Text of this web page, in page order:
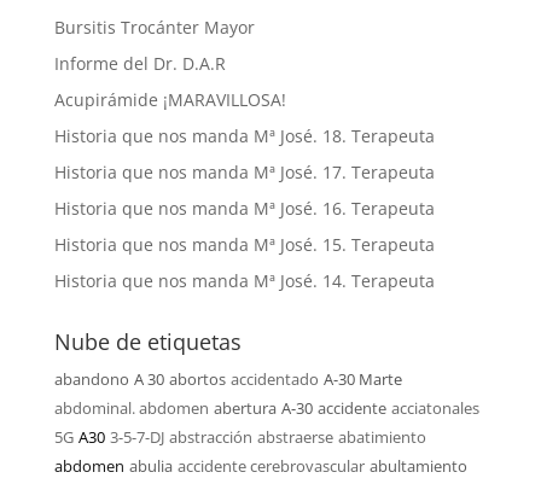
Bursitis Trocánter Mayor
Informe del Dr. D.A.R
Acupirámide ¡MARAVILLOSA!
Historia que nos manda Mª José. 18. Terapeuta
Historia que nos manda Mª José. 17. Terapeuta
Historia que nos manda Mª José. 16. Terapeuta
Historia que nos manda Mª José. 15. Terapeuta
Historia que nos manda Mª José. 14. Terapeuta
Nube de etiquetas
abandono A 30 abortos accidentado A-30 Marte
abdominal. abdomen abertura A-30 accidente acciatonales
5G A30 3-5-7-DJ abstracción abstraerse abatimiento
abdomen abulia accidente cerebrovascular abultamiento